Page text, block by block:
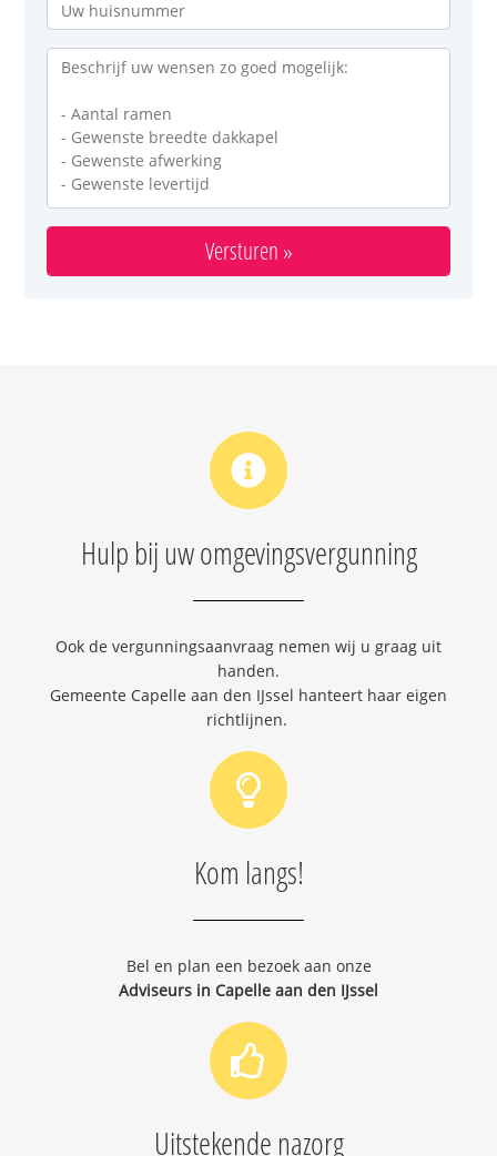
Hulp bij uw omgevingsvergunning
Ook de vergunningsaanvraag nemen wij u graag uit
handen.
Gemeente Capelle aan den IJssel hanteert haar eigen
richtlijnen.
Kom langs!
Bel en plan een bezoek aan onze
Adviseurs in Capelle aan den IJssel
Uitstekende nazorg